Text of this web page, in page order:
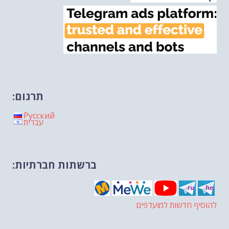
תרגום:
Русский
עברית
ברשתות חברתיות:
להוסיף חדשות למועדפים